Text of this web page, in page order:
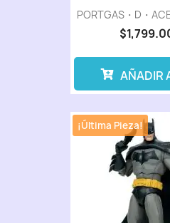
PORTGAS・D・
AÑADIR
¡Última Pieza!